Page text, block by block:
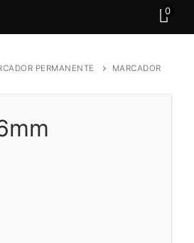
0
PERMANENTE
MARCADOR